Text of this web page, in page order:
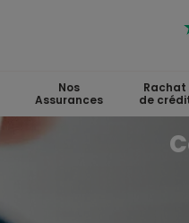
Nos
Assurances
Rachat
de